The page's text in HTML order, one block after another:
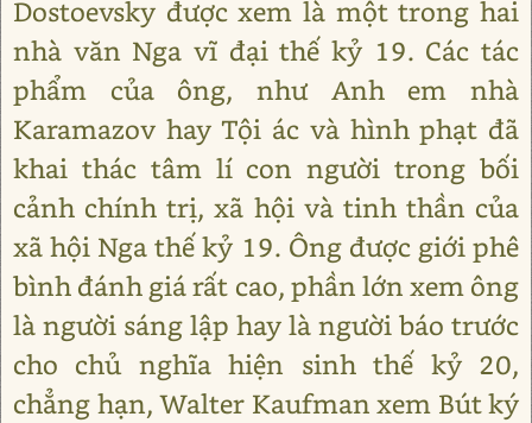
Dostoevsky được xem là một trong hai
nhà văn Nga vĩ đại thế kỷ 19. Các tác
phẩm của ông, như Anh em nhà
Karamazov hay Tội ác và hình phạt đã
khai thác tâm lí con người trong bối
cảnh chính trị, xã hội và tinh thần của
xã hội Nga thế kỷ 19. Ông được giới phê
bình đánh giá rất cao, phần lớn xem ông
là người sáng lập hay là người báo trước
cho chủ nghĩa hiện sinh thế kỷ 20,
chẳng hạn, Walter Kaufman xem Bút ký